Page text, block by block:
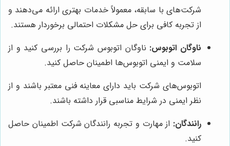
شرکت‌های با سابقه، معمولاً خدمات بهتری ارائه می‌دهند و
از تجربه کافی برای حل مشکلات احتمالی برخوردار هستند.
ناوگان اتوبوس: ناوگان اتوبوس شرکت را بررسی کنید و از
سلامت و ایمنی اتوبوس‌ها اطمینان حاصل کنید.
اتوبوس‌های شرکت باید دارای معاینه فنی معتبر باشند و از
نظر ایمنی در شرایط مناسبی قرار داشته باشند.
رانندگان: از مهارت و تجربه رانندگان شرکت اطمینان حاصل
کنید.